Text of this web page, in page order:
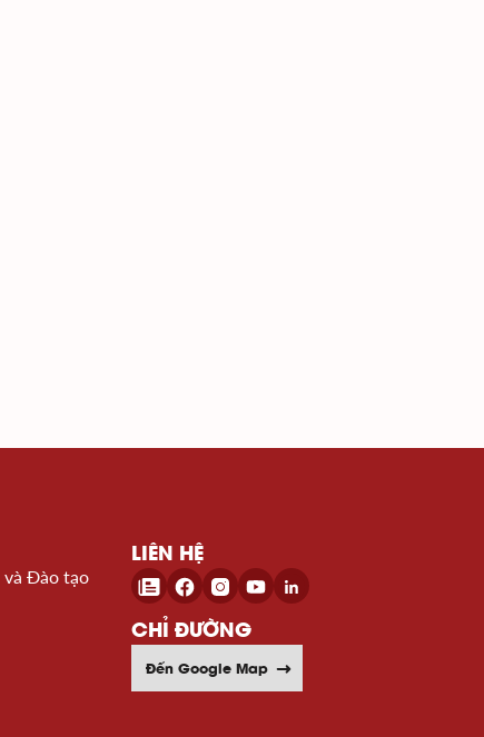
và Đào tạo
LIÊN HỆ
CHỈ ĐƯỜNG
Đến Google Map